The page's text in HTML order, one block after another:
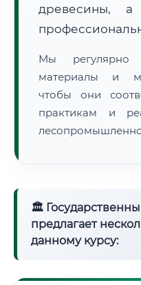
🔍 Нажмите на
древесины, а
Мы регулярно
материалы и
чтобы они
практикам и
🏛
предлагает
данному курсу: